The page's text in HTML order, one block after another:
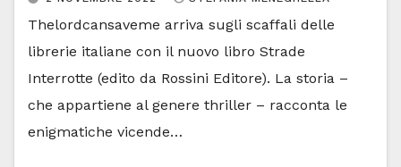
Thelordcansaveme arriva sugli scaffali delle
librerie italiane con il nuovo libro Strade
Interrotte (edito da Rossini Editore). La storia –
che appartiene al genere thriller – racconta le
enigmatiche vicende…